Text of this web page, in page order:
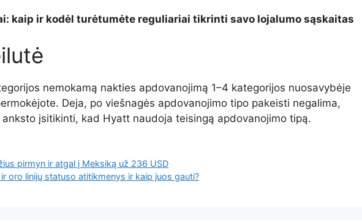
kaip ir kodėl turėtumėte reguliariai tikrinti savo lojalumo sąskaitas
nemokamą nakties apdovanojimą 1–4 kategorijos nuosavybėje
Deja, po viešnagės apdovanojimo tipo pakeisti negalima,
įsitikinti, kad Hyatt naudoja teisingą apdovanojimo tipą.
pirmyn ir atgal į Meksiką už 236 USD
oro linijų statuso atitikmenys ir kaip juos gauti?